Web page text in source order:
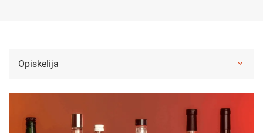
Opiskelija